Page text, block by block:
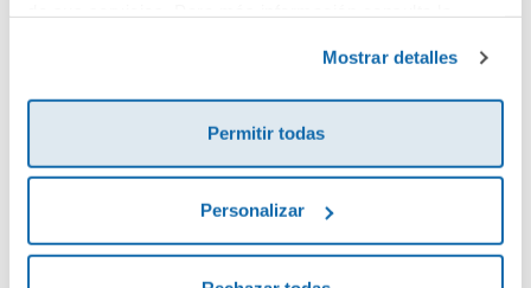
Mostrar detalles
Permitir todas
Personalizar
Envía tu opinión